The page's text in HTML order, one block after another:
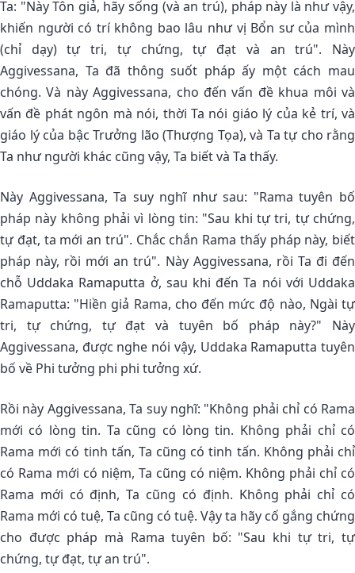
Ta: "Này Tôn giả, hãy sống (và an trú), pháp này là như vậy,
khiến người có trí không bao lâu như vị Bổn sư của mình
(chỉ dạy) tự tri, tự chứng, tự đạt và an trú". Này
Aggivessana, Ta đã thông suốt pháp ấy một cách mau
chóng. Và này Aggivessana, cho đến vấn đề khua môi và
vấn đề phát ngôn mà nói, thời Ta nói giáo lý của kẻ trí, và
giáo lý của bậc Trưởng lão (Thượng Tọa), và Ta tự cho rằng
Ta như người khác cũng vậy, Ta biết và Ta thấy.
Này Aggivessana, Ta suy nghĩ như sau: "Rama tuyên bố
pháp này không phải vì lòng tin: "Sau khi tự tri, tự chứng,
tự đạt, ta mới an trú". Chắc chắn Rama thấy pháp này, biết
pháp này, rồi mới an trú". Này Aggivessana, rồi Ta đi đến
chỗ Uddaka Ramaputta ở, sau khi đến Ta nói với Uddaka
Ramaputta: "Hiền giả Rama, cho đến mức độ nào, Ngài tự
tri, tự chứng, tự đạt và tuyên bố pháp này?" Này
Aggivessana, được nghe nói vậy, Uddaka Ramaputta tuyên
bố về Phi tưởng phi phi tưởng xứ.
Rồi này Aggivessana, Ta suy nghĩ: "Không phải chỉ có Rama
mới có lòng tin. Ta cũng có lòng tin. Không phải chỉ có
Rama mới có tinh tấn, Ta cũng có tinh tấn. Không phải chỉ
có Rama mới có niệm, Ta cũng có niệm. Không phải chỉ có
Rama mới có định, Ta cũng có định. Không phải chỉ có
Rama mới có tuệ, Ta cũng có tuệ. Vậy ta hãy cố gắng chứng
cho được pháp mà Rama tuyên bố: "Sau khi tự tri, tự
chứng, tự đạt, tự an trú".